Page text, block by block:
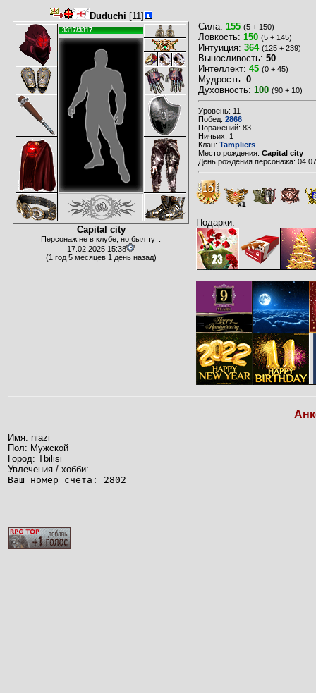
Duduchi [11]
3317/3317
Capital city
Персонаж не в клубе, но был тут:
17.02.2025 15:38
(1 год 5 месяцев 1 день назад)
Сила: 155 (5 + 150)
Ловкость: 150 (5 + 145)
Интуиция: 364 (125 + 239)
Выносливость: 50
Интеллект: 45 (0 + 45)
Мудрость: 0
Духовность: 100 (90 + 10)
Уровень: 11
Побед: 2866
Поражений: 83
Ничьих: 1
Клан: Tampliers -
Место рождения: Capital city
День рождения персонажа:
x1
Подарки:
Имя: niazi
Пол: Мужской
Город: Tbilisi
Увлечения / хобби:
Ваш номер счета: 2802